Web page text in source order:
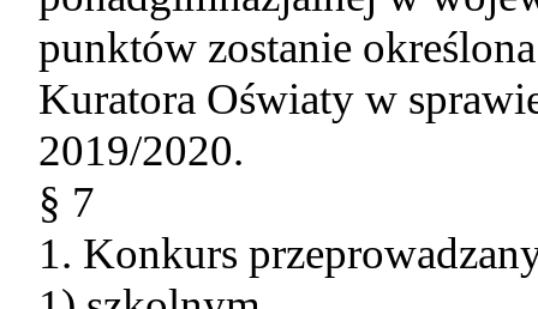
punktów zostanie
Kuratora Oświaty w
2019/2020.
§ 7
1. Konkurs